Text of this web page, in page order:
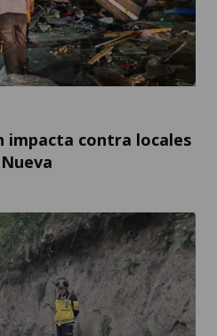
impacta contra locales